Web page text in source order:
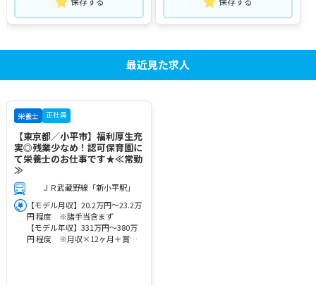
最近見た求人
栄養士 正社員
【東京都／小平市】福利厚生充
実◎残業少なめ！認可保育園に
て栄養士のお仕事です★≪常勤
≫
ＪＲ武蔵野線「新小平駅」
【モデル月収】20.2万円～23.2万
円 程度 ※諸手当含まず
【モデル年収】331万円～380万
円 程度 ※月収×12ヶ月＋賞与